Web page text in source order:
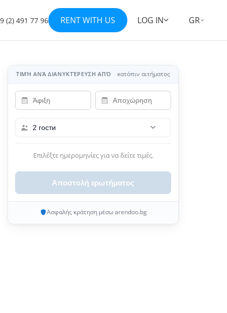
(2) 491 77 96 RENT WITH US LOG IN GR
Εμφάνιση όλων των φωτογραφιών 3
ΤΙΜΉ ΑΝΆ ΔΙΑΝΥΚΤΈΡΕΥΣΗ ΑΠΌ κατόπιν αιτήματος
2 гости
Επιλέξτε ημερομηνίες για να δείτε τιμές.
Αποστολή ερωτήματος
Ασφαλής κράτηση μέσω arendoo.bg